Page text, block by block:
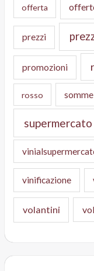
offerta
prezzi
promozioni
rosso
supermercato
vinificazione
volantini